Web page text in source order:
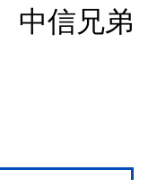
中信兄弟